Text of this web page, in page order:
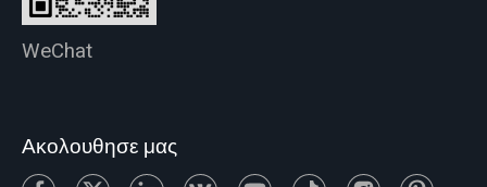
WeChat
Ακολουθησε μας